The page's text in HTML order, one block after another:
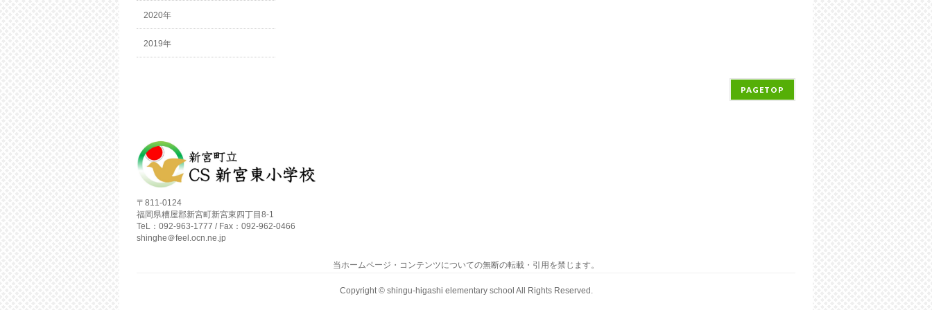
2020年
2019年
PAGETOP
〒811-0124
福岡県糟屋郡新宮町新宮東四丁目8-1
TeL：092-963-1777 / Fax：092-962-0466
shinghe＠feel.ocn.ne.jp
当ホームページ・コンテンツについての無断の転載・引用を禁じます。
Copyright © shingu-higashi elementary school All Rights Reserved.